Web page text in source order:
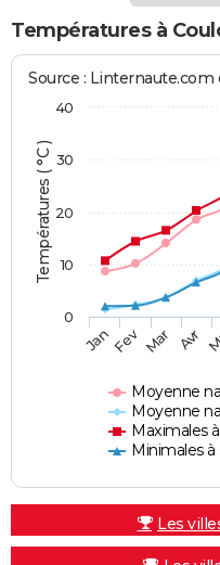
Températures à
Températures ( °C )
Source : Linternaute.com
Moyenne
Moyenne
Maximales
Minimales
JanFev Mar Avr
0
10
20
30
40
Les